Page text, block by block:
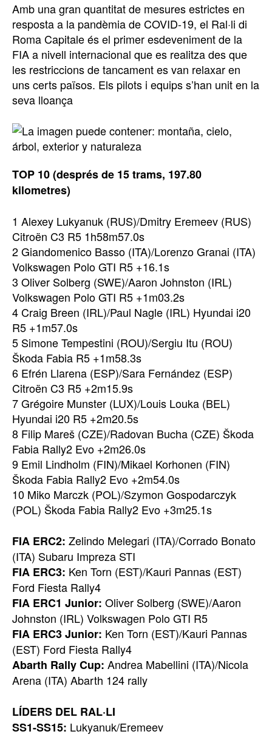
Amb una gran quantitat de mesures estrictes en
resposta a la pandèmia de COVID-19, el Ral·li di
Roma Capitale és el primer esdeveniment de la
FIA a nivell internacional que es realitza des que
les restriccions de tancament es van relaxar en
uns certs països. Els pilots i equips s’han unit en la
seva lloança
TOP 10 (després de 15 trams, 197.80
kilometres)
1 Alexey Lukyanuk (RUS)/Dmitry Eremeev (RUS)
Citroën C3 R5 1h58m57.0s
2 Giandomenico Basso (ITA)/Lorenzo Granai (ITA)
Volkswagen Polo GTI R5 +16.1s
3 Oliver Solberg (SWE)/Aaron Johnston (IRL)
Volkswagen Polo GTI R5 +1m03.2s
4 Craig Breen (IRL)/Paul Nagle (IRL) Hyundai i20
R5 +1m57.0s
5 Simone Tempestini (ROU)/Sergiu Itu (ROU)
Škoda Fabia R5 +1m58.3s
6 Efrén Llarena (ESP)/Sara Fernández (ESP)
Citroën C3 R5 +2m15.9s
7 Grégoire Munster (LUX)/Louis Louka (BEL)
Hyundai i20 R5 +2m20.5s
8 Filip Mareš (CZE)/Radovan Bucha (CZE) Škoda
Fabia Rally2 Evo +2m26.0s
9 Emil Lindholm (FIN)/Mikael Korhonen (FIN)
Škoda Fabia Rally2 Evo +2m54.0s
10 Miko Marczk (POL)/Szymon Gospodarczyk
(POL) Škoda Fabia Rally2 Evo +3m25.1s
FIA ERC2: Zelindo Melegari (ITA)/Corrado Bonato
(ITA) Subaru Impreza STI
FIA ERC3: Ken Torn (EST)/Kauri Pannas (EST)
Ford Fiesta Rally4
FIA ERC1 Junior: Oliver Solberg (SWE)/Aaron
Johnston (IRL) Volkswagen Polo GTI R5
FIA ERC3 Junior: Ken Torn (EST)/Kauri Pannas
(EST) Ford Fiesta Rally4
Abarth Rally Cup: Andrea Mabellini (ITA)/Nicola
Arena (ITA) Abarth 124 rally
LÍDERS DEL RAL·LI
SS1-SS15: Lukyanuk/Eremeev